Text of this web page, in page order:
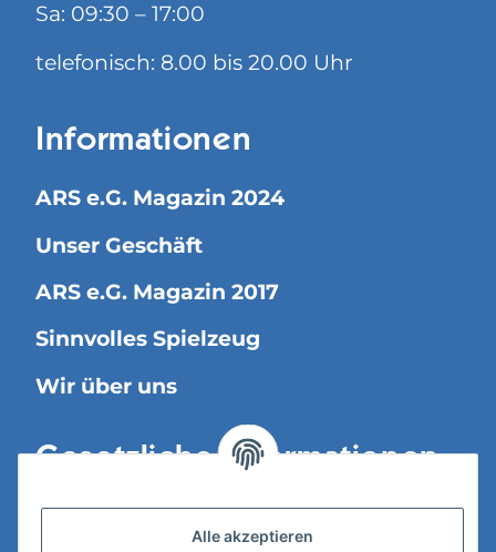
Sa: 09:30 – 17:00
telefonisch: 8.00 bis 20.00 Uhr
Informationen
ARS e.G. Magazin 2024
Unser Geschäft
ARS e.G. Magazin 2017
Sinnvolles Spielzeug
Wir über uns
Gesetzliche Informationen
Versandinformationen
Alle akzeptieren